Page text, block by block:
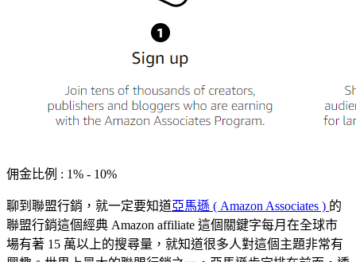
佣金比例 : 1% - 10%
聊到聯盟行銷，就一定要知道亞馬遜 ( Amazon Associates ) 的
聯盟行銷這個經典 Amazon affiliate 這個關鍵字每月在全球市
場有著 15 萬以上的搜尋量，就知道很多人對這個主題非常有